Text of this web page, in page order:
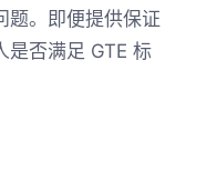
题。即便提供保证
是否满足 GTE 标